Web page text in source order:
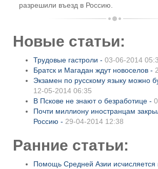
разрешили въезд в Россию.
Новые статьи:
Трудовые гастроли - 03-06-2014
Братск и Магадан ждут новоселов -
Экзамен по русскому языку можно
12-05-2014 06:35
В Пскове не знают о безработице -
Почти миллиону иностранцам
Россию - 29-04-2014 12:38
Ранние статьи:
Помощь Средней Азии